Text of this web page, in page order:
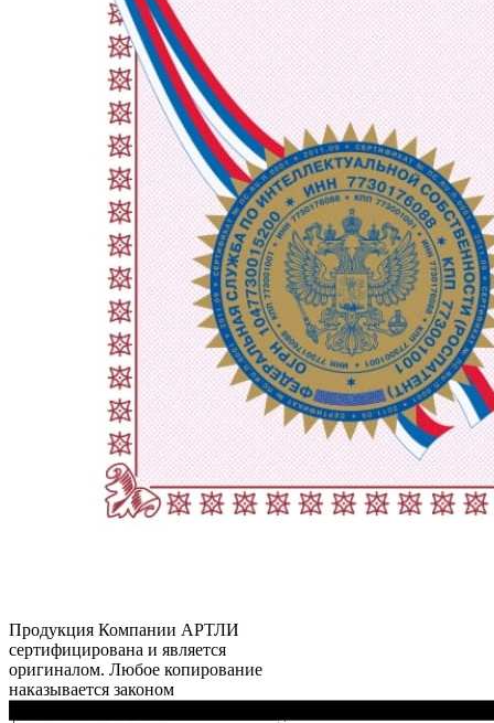
Продукция Компании АРТЛИ
сертифицирована и является
оригиналом. Любое копирование
наказывается законом